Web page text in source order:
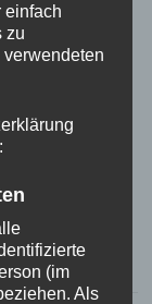
einfach
zu
(im
Als